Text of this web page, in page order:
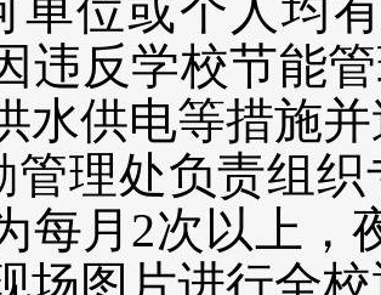
单位或个人均
违反学校节能
水供电等措施
管理处负责组
每月 2次以上，